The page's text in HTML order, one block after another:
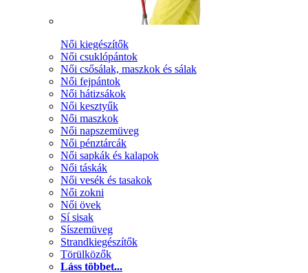
Női kiegészítők
Női csuklópántok
Női csősálak, maszkok és sálak
Női fejpántok
Női hátizsákok
Női kesztyűk
Női maszkok
Női napszemüveg
Női pénztárcák
Női sapkák és kalapok
Női táskák
Női vesék és tasakok
Női zokni
Női övek
Sí sisak
Síszemüveg
Strandkiegészítők
Törülközők
Láss többet...